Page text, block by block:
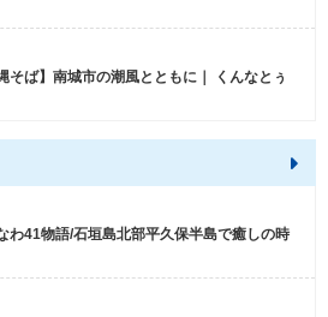
そば】南城市の潮風とともに｜ くんなとぅ
わ41物語/石垣島北部平久保半島で癒しの時